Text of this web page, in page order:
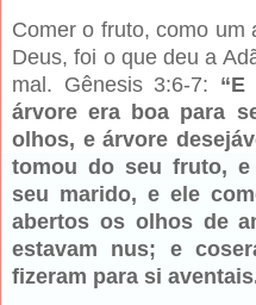
Comer o fruto, como um
Deus, foi o que deu a
mal. Gênesis 3:6-7: “E
árvore era boa para
olhos, e árvore
tomou do seu fruto,
seu marido, e ele
abertos os olhos de
estavam nus; e
fizeram para si